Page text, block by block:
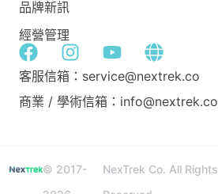
品牌新訊
經營管理
客服信箱：service@nextrek.co
商業 / 學術信箱：info@nextrek.co
© 2017-
NexTrek Co. All Rights